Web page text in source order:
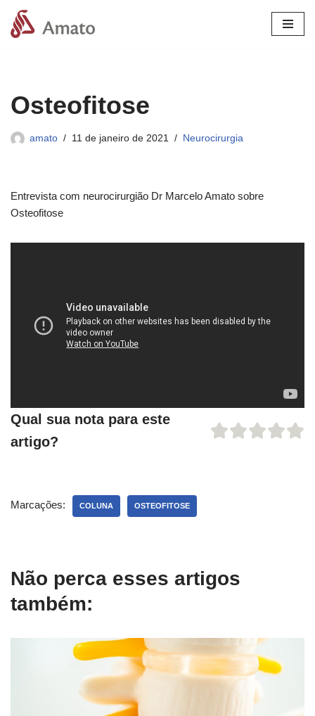
Pular
Osteofitose
amato 11 de janeiro de 2021 Neurocirurgia
Entrevista com neurocirurgião Dr Marcelo Amato sobre
Osteofitose
Qual sua nota para este
artigo?
Marcações: COLUNA OSTEOFITOSE
Não perca esses artigos
também: